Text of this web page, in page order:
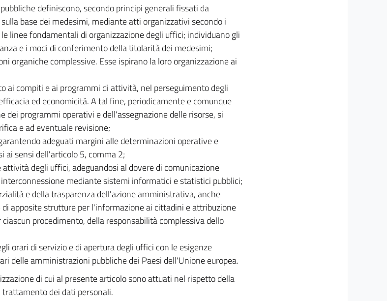
definiscono, secondo principi generali fissati da
base dei medesimi, mediante atti organizzativi secondo i
linee fondamentali di organizzazione degli uffici; individuano gli
e i modi di conferimento della titolarità dei medesimi;
organiche complessive. Esse ispirano la loro organizzazione ai
ai compiti e ai programmi di attività, nel perseguimento degli
ed economicità. A tal fine, periodicamente e comunque
dei programmi operativi e dell'assegnazione delle risorse, si
e ad eventuale revisione;
adeguati margini alle determinazioni operative e
ai sensi dell'articolo 5, comma 2;
degli uffici, adeguandosi al dovere di comunicazione
mediante sistemi informatici e statistici pubblici;
e della trasparenza dell'azione amministrativa, anche
apposite strutture per l'informazione ai cittadini e attribuzione
procedimento, della responsabilità complessiva dello
orari di servizio e di apertura degli uffici con le esigenze
delle amministrazioni pubbliche dei Paesi dell'Unione europea.
di cui al presente articolo sono attuati nel rispetto della
dei dati personali.